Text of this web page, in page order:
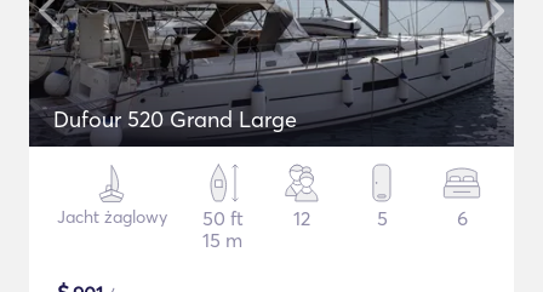
Dufour 520 Grand Large
Jacht żaglowy
50 ft
15 m
12 5 6